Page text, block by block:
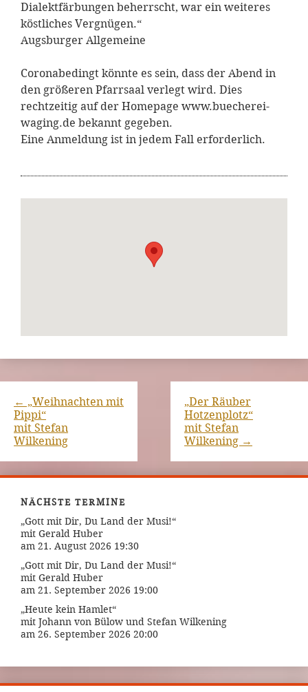
Dialektfärbungen beherrscht, war ein weiteres
köstliches Vergnügen.“
Augsburger Allgemeine
Coronabedingt könnte es sein, dass der Abend in
den größeren Pfarrsaal verlegt wird. Dies
rechtzeitig auf der Homepage www.buecherei-
waging.de bekannt gegeben.
Eine Anmeldung ist in jedem Fall erforderlich.
← „Weihnachten mit
Pippi“
mit Stefan
Wilkening
„Der Räuber
Hotzenplotz“
mit Stefan
Wilkening →
NÄCHSTE TERMINE
„Gott mit Dir, Du Land der Musi!“
mit Gerald Huber
am 21. August 2026 19:30
„Gott mit Dir, Du Land der Musi!“
mit Gerald Huber
am 21. September 2026 19:00
„Heute kein Hamlet“
mit Johann von Bülow und Stefan Wilkening
am 26. September 2026 20:00